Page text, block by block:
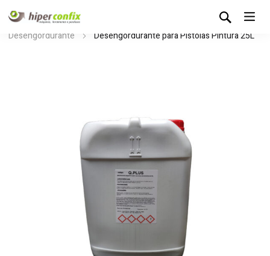
Início Loja Hipertintas
Desengordurante
Desengordurante para Pistolas Pintura 25L